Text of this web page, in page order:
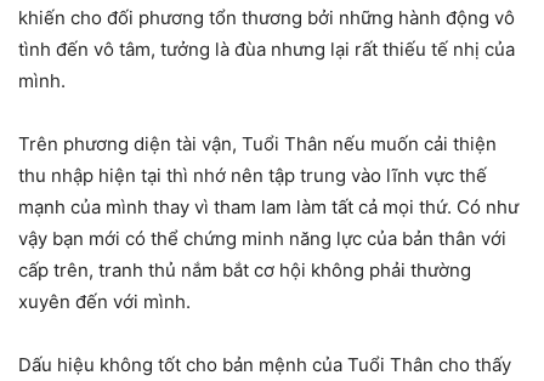
khiến cho đối phương tổn thương bởi những hành động vô
tình đến vô tâm, tưởng là đùa nhưng lại rất thiếu tế nhị của
mình.
Trên phương diện tài vận, Tuổi Thân nếu muốn cải thiện
thu nhập hiện tại thì nhớ nên tập trung vào lĩnh vực thế
mạnh của mình thay vì tham lam làm tất cả mọi thứ. Có như
vậy bạn mới có thể chứng minh năng lực của bản thân với
cấp trên, tranh thủ nắm bắt cơ hội không phải thường
xuyên đến với mình.
Dấu hiệu không tốt cho bản mệnh của Tuổi Thân cho thấy